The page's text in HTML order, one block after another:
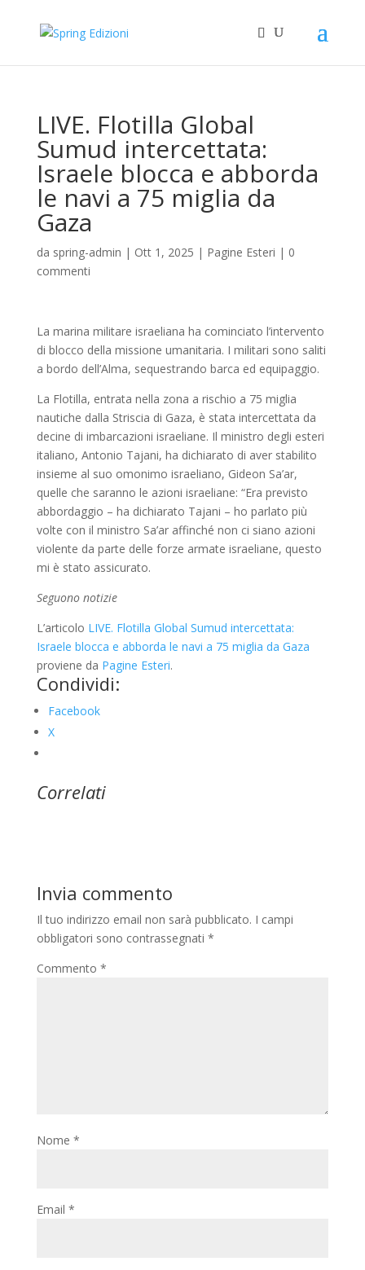
LIVE. Flotilla Global
Sumud intercettata:
Israele blocca e abborda
le navi a 75 miglia da
Gaza
da spring-admin | Ott 1, 2025 | Pagine Esteri | 0
commenti
La marina militare israeliana ha cominciato l’intervento
di blocco della missione umanitaria. I militari sono saliti
a bordo dell’Alma, sequestrando barca ed equipaggio.
La Flotilla, entrata nella zona a rischio a 75 miglia
nautiche dalla Striscia di Gaza, è stata intercettata da
decine di imbarcazioni israeliane. Il ministro degli esteri
italiano, Antonio Tajani, ha dichiarato di aver stabilito
insieme al suo omonimo israeliano, Gideon Sa’ar,
quelle che saranno le azioni israeliane: “Era previsto
abbordaggio – ha dichiarato Tajani – ho parlato più
volte con il ministro Sa’ar affinché non ci siano azioni
violente da parte delle forze armate israeliane, questo
mi è stato assicurato.
Seguono notizie
L’articolo LIVE. Flotilla Global Sumud intercettata:
Israele blocca e abborda le navi a 75 miglia da Gaza
proviene da Pagine Esteri.
Condividi:
Facebook
X
Correlati
Invia commento
Il tuo indirizzo email non sarà pubblicato. I campi
obbligatori sono contrassegnati *
Commento *
Nome *
Email *